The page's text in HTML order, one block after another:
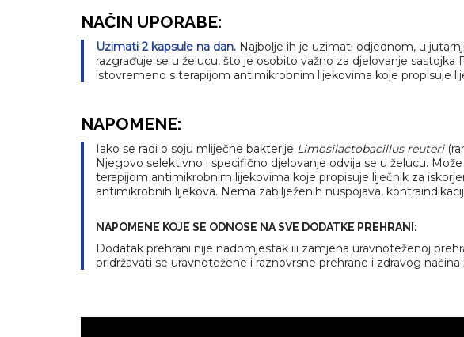
NAČIN UPORABE:
Uzimati 2 kapsule na dan. Najbolje ih je uzimati odjednom, u
razgrađuje se u želucu, što je osobito važno za djelovanje sastojka
istovremeno s terapijom antimikrobnim lijekovima koje propisuje
NAPOMENE:
Iako se radi o soju mliječne bakterije Limosilactobacillus reuteri
Njegovo selektivno i specifično djelovanje odvija se u želucu.
terapijom antimikrobnim lijekovima koje propisuje liječnik za
antimikrobnih lijekova. Nema zabilježenih nuspojava,
NAPOMENE KOJE SE ODNOSE NA SVE DODATKE PREHRANI:
Dodatak prehrani nije nadomjestak ili zamjena uravnoteženoj
pridržavati se uravnotežene i raznovrsne prehrane i zdravog načina